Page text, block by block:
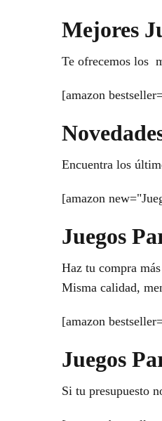
Mejores
Te ofrecemos los
[amazon
Encuentra los
[amazon
Juegos
Haz tu compra
Misma calidad,
[amazon
Juegos
Si tu presupuesto